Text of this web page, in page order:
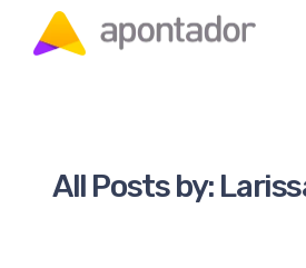
All Posts by: